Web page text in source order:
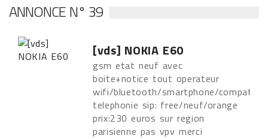
ANNONCE N° 39
[vds] NOKIA E60
gsm etat neuf avec
boite+notice tout operateur
wifi/bluetooth/smartphone/compatible
telephonie sip: free/neuf/orange
prix:230 euros sur region
parisienne pas vpv merci